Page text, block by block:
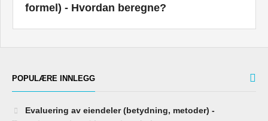
formel) - Hvordan beregne?
POPULÆRE INNLEGG
Evaluering av eiendeler (betydning, metoder) -